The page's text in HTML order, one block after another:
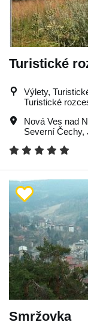
Turistické
Výlety,
Turistické
Nová Ves nad
Severní Čechy,
Smržovka